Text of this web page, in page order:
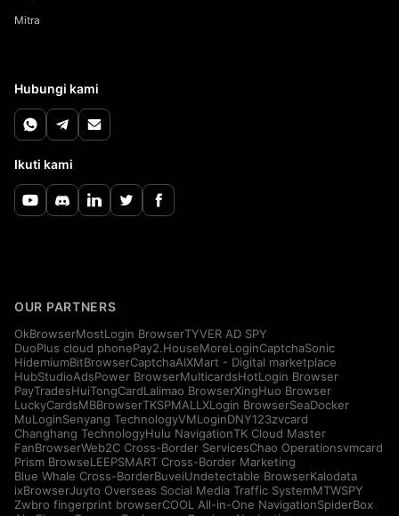
Mitra
Hubungi kami
Ikuti kami
OUR PARTNERS
OkBrowserMostLogin BrowserTYVER AD SPY
DuoPlus cloud phonePay2.HouseMoreLoginCaptchaSonic
HidemiumBitBrowserCaptchaAIXMart - Digital marketplace
HubStudioAdsPower BrowserMulticardsHotLogin Browser
PayTradesHuiTongCardLalimao BrowserXingHuo Browser
LuckyCardsMBBrowserTKSPMALL XLogin BrowserSeaDocker
MuLoginSenyang TechnologyVMLoginDNY123zvcard
Changhang TechnologyHulu NavigationTK Cloud Master
FanBrowserWeb2C Cross-Border ServicesChao Operationsvmcard
Prism BrowseLEEPSMART Cross-Border Marketing
Blue Whale Cross-BorderBuveiUndetectable BrowserKalodata
ixBrowserJuyto Overseas Social Media Traffic SystemMTWSPY
Zwbro fingerprint browserCOOL All-in-One NavigationSpiderBox